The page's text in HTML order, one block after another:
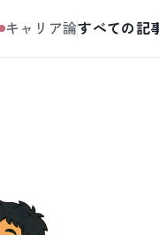
キャリア論すべての記